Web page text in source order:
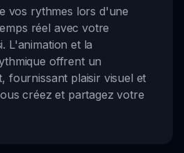
vos rythmes lors d'une
réel avec votre
L'animation et la
offrent un
fournissant plaisir visuel et
créez et partagez votre